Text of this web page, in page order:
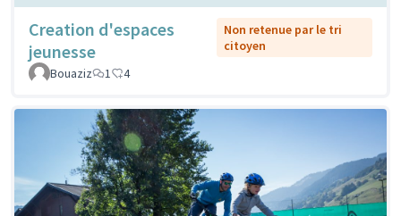
Creation d'espaces
jeunesse
Non retenue par le tri
citoyen
Bouaziz
1 4